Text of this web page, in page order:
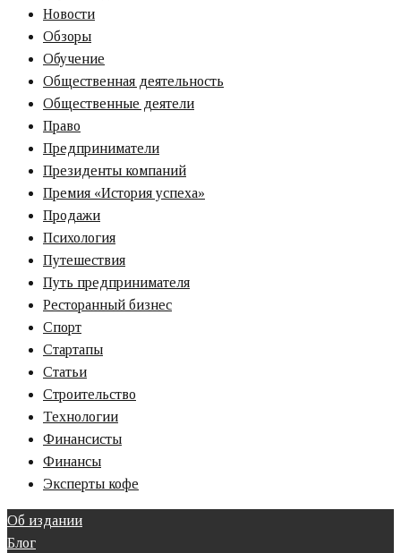
Новости
Обзоры
Обучение
Общественная деятельность
Общественные деятели
Право
Предприниматели
Президенты компаний
Премия «‎История успеха»‎
Продажи
Психология
Путешествия
Путь предпринимателя
Ресторанный бизнес
Спорт
Стартапы
Статьи
Строительство
Технологии
Финансисты
Финансы
Эксперты кофе
Об издании
Блог